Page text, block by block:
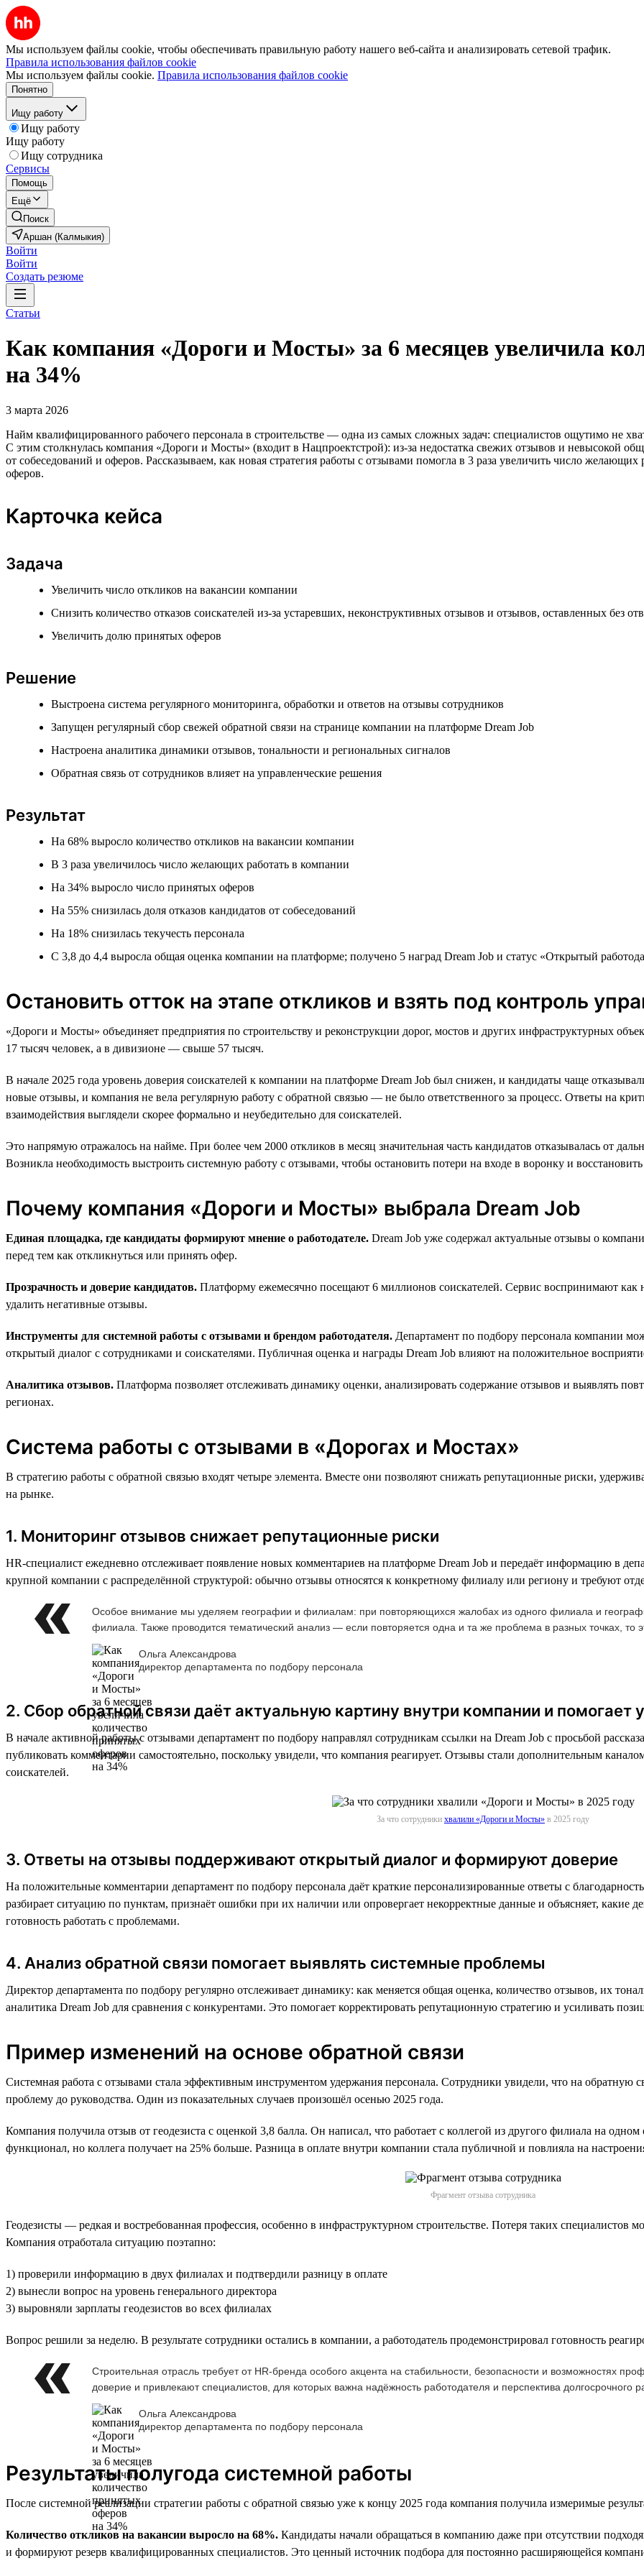
Мы используем файлы cookie, чтобы обеспечивать правильную работу нашего веб-сайта и анализировать сетевой трафик.
Правила использования файлов cookie
Мы используем файлы cookie. Правила использования файлов cookie
Понятно
Ищу работу
Ищу работу
Ищу работу
Ищу сотрудника
Сервисы
Помощь
Ещё
Поиск
Аршан (Калмыкия)
Войти
Войти
Создать резюме
Статьи
Как компания «Дороги и Мосты» за 6 месяцев увеличила
на 34%
3 марта 2026
Найм квалифицированного рабочего персонала в строительстве — одна из самых сложных задач: специалистов ощутимо не
С этим столкнулась компания «Дороги и Мосты» (входит в Нацпроектстрой): из-за недостатка свежих отзывов и невысокой
от собеседований и оферов. Рассказываем, как новая стратегия работы с отзывами помогла в 3 раза увеличить число
оферов.
Карточка кейса
Задача
Увеличить число откликов на вакансии компании
Снизить количество отказов соискателей из-за устаревших, неконструктивных отзывов и отзывов, оставленных без
Увеличить долю принятых оферов
Решение
Выстроена система регулярного мониторинга, обработки и ответов на отзывы сотрудников
Запущен регулярный сбор свежей обратной связи на странице компании на платформе Dream Job
Настроена аналитика динамики отзывов, тональности и региональных сигналов
Обратная связь от сотрудников влияет на управленческие решения
Результат
На 68% выросло количество откликов на вакансии компании
В 3 раза увеличилось число желающих работать в компании
На 34% выросло число принятых оферов
На 55% снизилась доля отказов кандидатов от собеседований
На 18% снизилась текучесть персонала
С 3,8 до 4,4 выросла общая оценка компании на платформе; получено 5 наград Dream Job и статус «Открытый
Остановить отток на этапе откликов и взять под контроль
«Дороги и Мосты» объединяет предприятия по строительству и реконструкции дорог, мостов и других инфраструктурных
17 тысяч человек, а в дивизионе — свыше 57 тысяч.
В начале 2025 года уровень доверия соискателей к компании на платформе Dream Job был снижен, и кандидаты чаще
новые отзывы, и компания не вела регулярную работу с обратной связью — не было ответственного за процесс. Ответы на
взаимодействия выглядели скорее формально и неубедительно для соискателей.
Это напрямую отражалось на найме. При более чем 2000 откликов в месяц значительная часть кандидатов отказывалась от
Возникла необходимость выстроить системную работу с отзывами, чтобы остановить потери на входе в воронку и
Почему компания «Дороги и Мосты» выбрала Dream Job
Единая площадка, где кандидаты формируют мнение о работодателе. Dream Job уже содержал актуальные отзывы о
перед тем как откликнуться или принять офер.
Прозрачность и доверие кандидатов. Платформу ежемесячно посещают 6 миллионов соискателей. Сервис воспринимают как
удалить негативные отзывы.
Инструменты для системной работы с отзывами и брендом работодателя. Департамент по подбору персонала компании
открытый диалог с сотрудниками и соискателями. Публичная оценка и награды Dream Job влияют на положительное
Аналитика отзывов. Платформа позволяет отслеживать динамику оценки, анализировать содержание отзывов и выявлять
регионах.
Система работы с отзывами в «Дорогах и Мостах»
В стратегию работы с обратной связью входят четыре элемента. Вместе они позволяют снижать репутационные риски,
на рынке.
1. Мониторинг отзывов снижает репутационные риски
HR-специалист ежедневно отслеживает появление новых комментариев на платформе Dream Job и передаёт информацию в
крупной компании с распределённой структурой: обычно отзывы относятся к конкретному филиалу или региону и требуют
Особое внимание мы уделяем географии и филиалам: при повторяющихся жалобах из одного филиала и
филиала. Также проводится тематический анализ — если повторяется одна и та же проблема в разных точках, то
Ольга Александрова
директор департамента по подбору персонала
2. Сбор обратной связи даёт актуальную картину внутри компании и помогает
В начале активной работы с отзывами департамент по подбору направлял сотрудникам ссылки на Dream Job с просьбой
публиковать комментарии самостоятельно, поскольку увидели, что компания реагирует. Отзывы стали дополнительным
соискателей.
За что сотрудники хвалили «Дороги и Мосты» в 2025 году
3. Ответы на отзывы поддерживают открытый диалог и формируют доверие
На положительные комментарии департамент по подбору персонала даёт краткие персонализированные ответы с
разбирает ситуацию по пунктам, признаёт ошибки при их наличии или опровергает некорректные данные и объясняет, какие
готовность работать с проблемами.
4. Анализ обратной связи помогает выявлять системные проблемы
Директор департамента по подбору регулярно отслеживает динамику: как меняется общая оценка, количество отзывов, их
аналитика Dream Job для сравнения с конкурентами. Это помогает корректировать репутационную стратегию и усиливать
Пример изменений на основе обратной связи
Системная работа с отзывами стала эффективным инструментом удержания персонала. Сотрудники увидели, что на обратную
проблему до руководства. Один из показательных случаев произошёл осенью 2025 года.
Компания получила отзыв от геодезиста с оценкой 3,8 балла. Он написал, что работает с коллегой из другого филиала на
функционал, но коллега получает на 25% больше. Разница в оплате внутри компании стала публичной и повлияла на
Фрагмент отзыва сотрудника
Геодезисты — редкая и востребованная профессия, особенно в инфраструктурном строительстве. Потеря таких специалистов
Компания отработала ситуацию поэтапно:
1) проверили информацию в двух филиалах и подтвердили разницу в оплате
2) вынесли вопрос на уровень генерального директора
3) выровняли зарплаты геодезистов во всех филиалах
Вопрос решили за неделю. В результате сотрудники остались в компании, а работодатель продемонстрировал готовность
Строительная отрасль требует от HR-бренда особого акцента на стабильности, безопасности и возможностях
доверие и привлекают специалистов, для которых важна надёжность работодателя и перспектива долгосрочного
Ольга Александрова
директор департамента по подбору персонала
Результаты полугода системной работы
После системной реализации стратегии работы с обратной связью уже к концу 2025 года компания получила измеримые
Количество откликов на вакансии выросло на 68%. Кандидаты начали обращаться в компанию даже при отсутствии
и формируют резерв квалифицированных специалистов. Это ценный источник подбора для постоянно расширяющейся